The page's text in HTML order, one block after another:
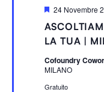
LA TUA |
S
g
n
a
l
a
t
i
24 Novembre
Cofoundry
MILANO
Gratuito